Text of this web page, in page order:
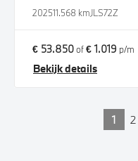
202511.568 kmJLS72Z
€ 53.850of€ 1.019 p/m
Bekijk details
1 2